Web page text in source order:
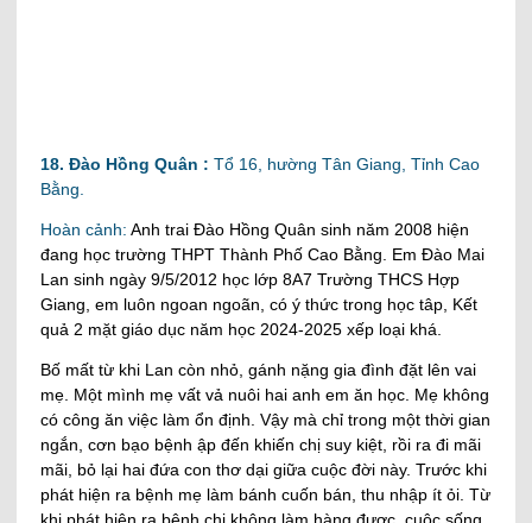
18. Đào Hồng Quân : Tổ 16, hường Tân Giang, Tỉnh Cao
Bằng.
Hoàn cảnh:Anh trai Đào Hồng Quân sinh năm 2008 hiện
đang học trường THPT Thành Phố Cao Bằng. Em Đào Mai
Lan sinh ngày 9/5/2012 học lớp 8A7 Trường THCS Hợp
Giang, em luôn ngoan ngoãn, có ý thức trong học tâp, Kết
quả 2 mặt giáo dục năm học 2024-2025 xếp loại khá.
Bố mất từ khi Lan còn nhỏ, gánh nặng gia đình đặt lên vai
mẹ. Một mình mẹ vất vả nuôi hai anh em ăn học. Mẹ không
có công ăn việc làm ổn định.Vậy mà chỉ trong một thời gian
ngắn, cơn bạo bệnh ập đến khiến chị suy kiệt, rồi ra đi mãi
mãi, bỏ lại hai đứa con thơ dại giữa cuộc đời này. Trước khi
phát hiện ra bệnh mẹ làm bánh cuốn bán, thu nhập ít ỏi. Từ